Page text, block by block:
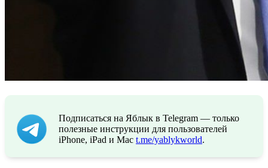
Подписаться на Яблык в Telegram — только
полезные инструкции для пользователей
iPhone, iPad и Mac t.me/yablykworld.